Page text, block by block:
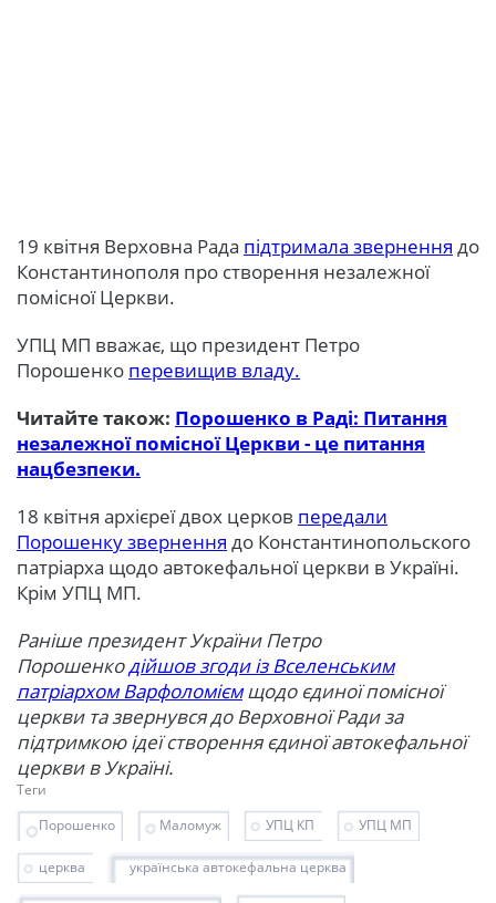
19 квітня Верховна Рада підтримала звернення до
Константинополя про створення незалежної
помісної Церкви.
УПЦ МП вважає, що президент Петро
Порошенко перевищив владу.
Читайте також: Порошенко в Раді: Питання
незалежної помісної Церкви - це питання
нацбезпеки.
18 квітня архієреї двох церков передали
Порошенку звернення до Константинопольского
патріарха щодо автокефальної церкви в Україні.
Крім УПЦ МП.
Раніше президент України Петро
Порошенкодійшов згоди із Вселенським
патріархом Варфоломіємщодо єдиної помісної
церкви та звернувся до Верховної Ради за
підтримкою ідеї створення єдиної автокефальної
церкви в Україні.
Теги
Порошенко
Маломуж УПЦ КП УПЦ МП
церква українська автокефальна церква